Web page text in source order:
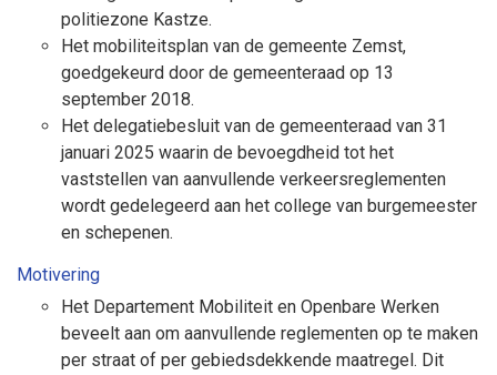
politiezone Kastze.
Het mobiliteitsplan van de gemeente Zemst,
goedgekeurd door de gemeenteraad op 13
september 2018.
Het delegatiebesluit van de gemeenteraad van 31
januari 2025 waarin de bevoegdheid tot het
vaststellen van aanvullende verkeersreglementen
wordt gedelegeerd aan het college van burgemeester
en schepenen.
Motivering
Het Departement Mobiliteit en Openbare Werken
beveelt aan om aanvullende reglementen op te maken
per straat of per gebiedsdekkende maatregel. Dit